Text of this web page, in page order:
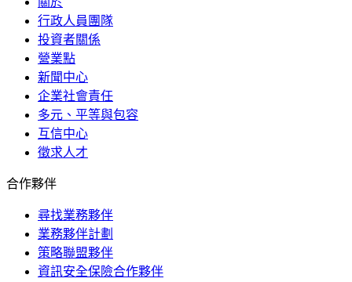
行政人員團隊
投資者關係
營業點
新聞中心
企業社會責任
多元、平等與包容
互信中心
徵求人才
合作夥伴
尋找業務夥伴
業務夥伴計劃
策略聯盟夥伴
資訊安全保險合作夥伴